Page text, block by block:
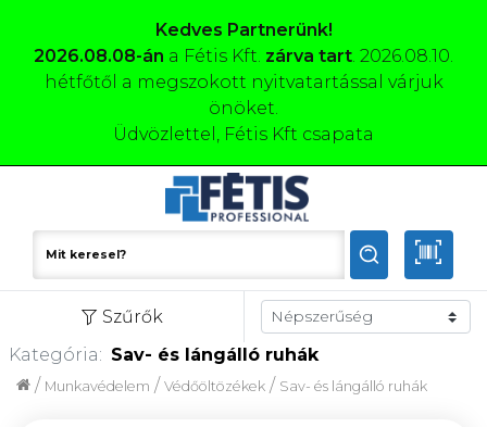
Kedves Partnerünk!
2026.08.08-án a Fétis Kft. zárva tart. 2026.08.10.
hétfőtől a megszokott nyitvatartással várjuk
önöket.
Üdvözlettel, Fétis Kft csapata
Szűrők
Kategória: Sav- és lángálló ruhák
Sav- és lángálló ruhák
/
Védőöltözékek
/
Munkavédelem
/